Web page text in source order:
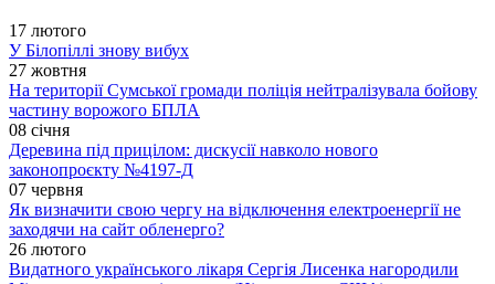
17 лютого
У Білопіллі знову вибух
27 жовтня
На території Сумської громади поліція нейтралізувала бойову
частину ворожого БПЛА
08 січня
Деревина під прицілом: дискусії навколо нового
законопроєкту №4197-Д
07 червня
Як визначити свою чергу на відключення електроенергії не
заходячи на сайт обленерго?
26 лютого
Видатного українського лікаря Сергія Лисенка нагородили